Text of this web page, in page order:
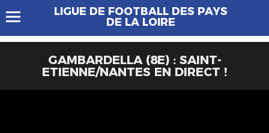
LIGUE DE FOOTBALL DES PAYS
DE LA LOIRE
GAMBARDELLA (8E) : SAINT-
ETIENNE/NANTES EN DIRECT !